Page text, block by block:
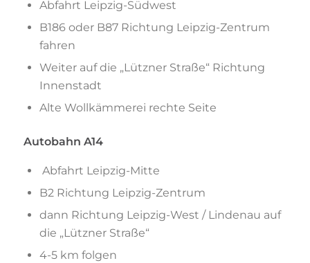
Abfahrt Leipzig-Südwest
B186 oder B87 Richtung Leipzig-Zentrum
fahren
Weiter auf die „Lützner Straße“ Richtung
Innenstadt
Alte Wollkämmerei rechte Seite
Autobahn A14
Abfahrt Leipzig-Mitte
B2 Richtung Leipzig-Zentrum
dann Richtung Leipzig-West / Lindenau auf
die „Lützner Straße“
4-5 km folgen